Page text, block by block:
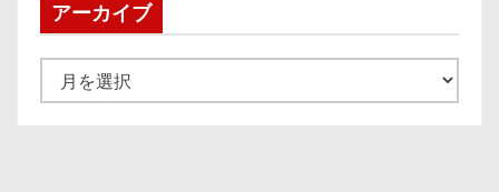
アーカイブ
ー